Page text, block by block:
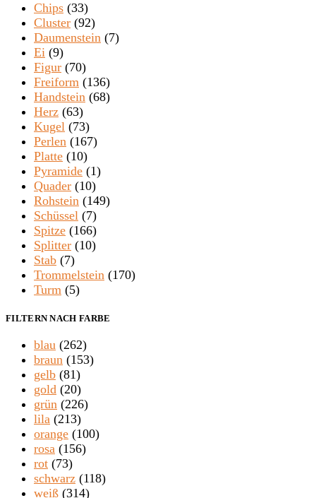
Chips (33)
Cluster (92)
Daumenstein (7)
Ei (9)
Figur (70)
Freiform (136)
Handstein (68)
Herz (63)
Kugel (73)
Perlen (167)
Platte (10)
Pyramide (1)
Quader (10)
Rohstein (149)
Schüssel (7)
Spitze (166)
Splitter (10)
Stab (7)
Trommelstein (170)
Turm (5)
FILTERN NACH FARBE
blau (262)
braun (153)
gelb (81)
gold (20)
grün (226)
lila (213)
orange (100)
rosa (156)
rot (73)
schwarz (118)
weiß (314)